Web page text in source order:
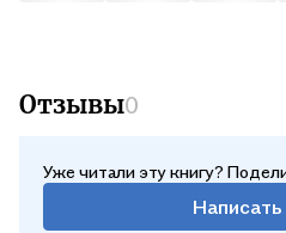
Отзывы0
Уже читали эту книгу?